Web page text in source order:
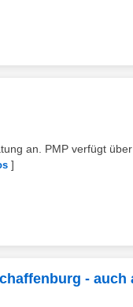
an. PMP verfügt
]
- auch